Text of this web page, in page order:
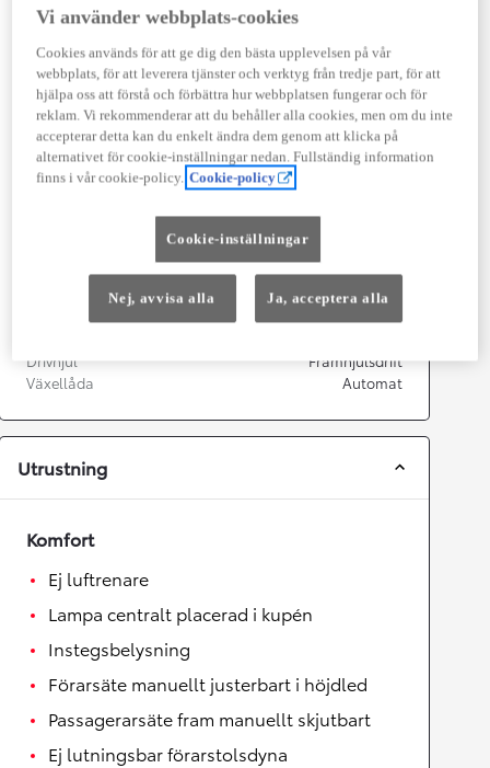
Motor
Cylindrar
4
Kapacitet
1 798 cc
kw (122 hk)
Växellåda
Drivhjul
Framhjulsdrift
Växellåda
Automat
Utrustning
Komfort
Ej luftrenare
Lampa centralt placerad i kupén
Instegsbelysning
Förarsäte manuellt justerbart i höjdled
Passagerarsäte fram manuellt skjutbart
Ej lutningsbar förarstolsdyna
Vi använder webbplats-cookies
Cookies används för att ge dig den bästa upplevelsen på vår
webbplats, för att leverera tjänster och verktyg från tredje part, för att
hjälpa oss att förstå och förbättra hur webbplatsen fungerar och för
reklam. Vi rekommenderar att du behåller alla cookies, men om du inte
accepterar detta kan du enkelt ändra dem genom att klicka på
alternativet för cookie-inställningar nedan. Fullständig information
finns i vår cookie-policy. Cookie-policy
Cookie-inställningar
Nej, avvisa alla Ja, acceptera alla